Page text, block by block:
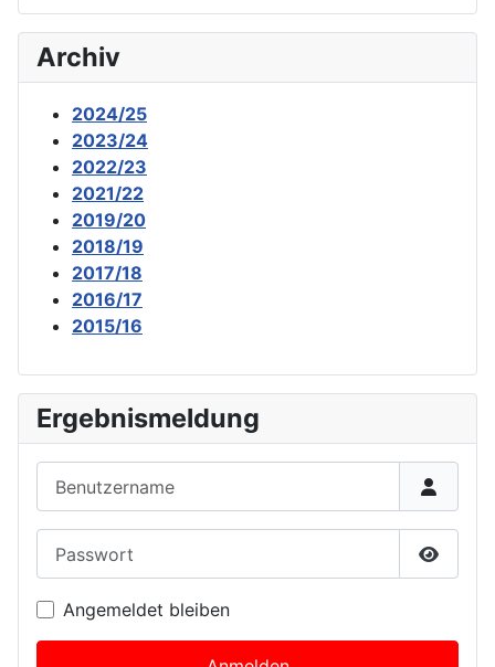
Archiv
2024/25
2023/24
2022/23
2021/22
2019/20
2018/19
2017/18
2016/17
2015/16
Ergebnismeldung
Angemeldet bleiben